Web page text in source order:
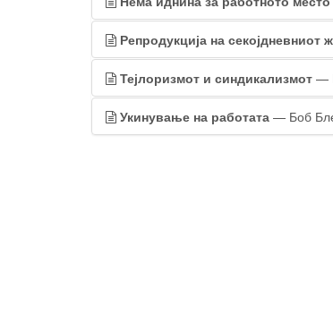
Репродукција на секојдневниот
Тејлоризмот и синдикализмот —
Укинување на работата — Боб